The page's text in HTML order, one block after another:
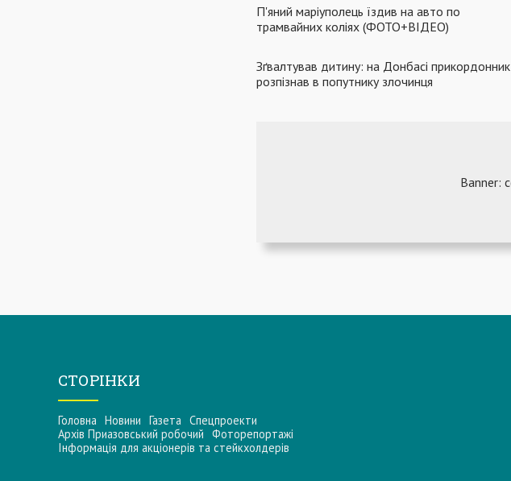
П'яний маріуполець їздив на авто по
трамвайних коліях (ФОТО+ВІДЕО)
Зґвалтував дитину: на Донбасі прикордонник
розпізнав в попутнику злочинця
СТОРІНКИ
Головна Новини Газета Спецпроекти
Архів Приазовський робочий Фоторепортажі
Інформацiя для акцiонерiв та стейкхолдерiв